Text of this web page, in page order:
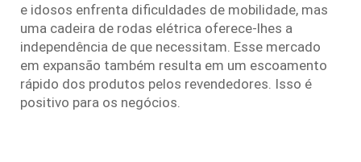
e idosos enfrenta dificuldades de mobilidade, mas
uma cadeira de rodas elétrica oferece-lhes a
independência de que necessitam. Esse mercado
em expansão também resulta em um escoamento
rápido dos produtos pelos revendedores. Isso é
positivo para os negócios.